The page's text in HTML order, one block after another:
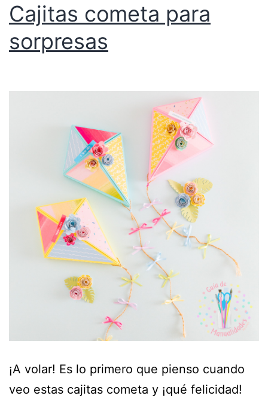
Cajitas cometa para
sorpresas
¡A volar! Es lo primero que pienso cuando
veo estas cajitas cometa y ¡qué felicidad!